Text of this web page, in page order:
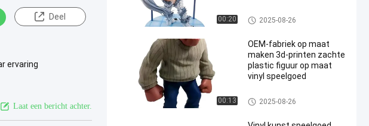
Deel
ervaring
Laat een bericht achter.
00:20
actie figuur pvc
speelgoed
Op maat gemaakte vinylpop/R
oto Casting/Vinyl Figure/Vinyl
2025-08-26
00:13
OEM-fabriek op maat
maken 3d-printen zachte
plastic figuur op maat
vinyl speelgoed
Op maat gemaakte vinylpop/R
oto Casting/Vinyl Figure/Vinyl
2025-08-26